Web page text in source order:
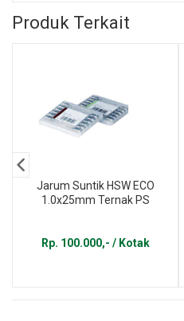
Produk Terkait
Jarum Suntik HSW ECO
1.0x25mm Ternak PS
Rp. 100.000,- / Kotak